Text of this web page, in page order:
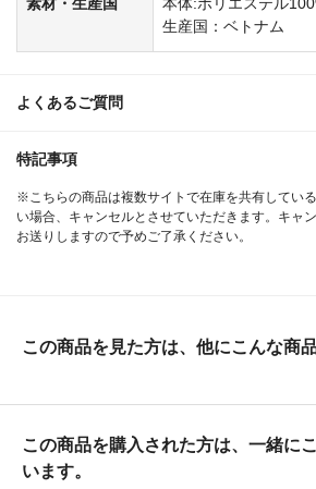
生産国：ベトナム
よくあるご質問
特記事項
※こちらの商品は複数サイトで在庫を共有してい
い場合、キャンセルとさせていただきます。キャ
お送りしますので予めご了承ください。
この商品を見た方は、他にこんな商
この商品を購入された方は、一緒に
います。